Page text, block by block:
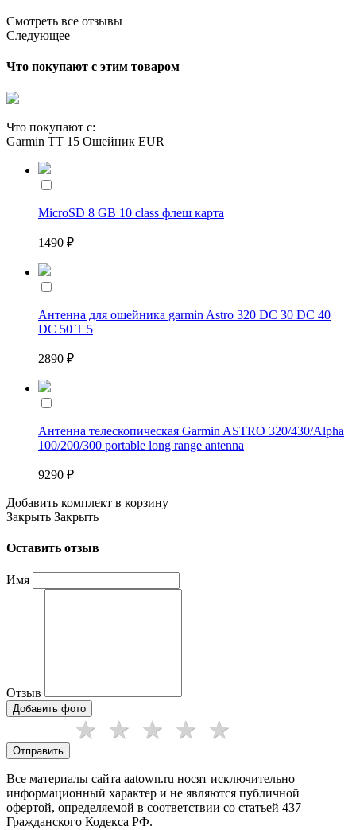
Смотреть все отзывы
Следующее
Что покупают с этим товаром
Что покупают с:
Garmin TT 15 Ошейник EUR
MicroSD 8 GB 10 class флеш карта
1490 ₽
Антенна для ошейника garmin Astro 320 DC 30 DC 40
DC 50 T 5
2890 ₽
Антенна телескопическая Garmin ASTRO 320/430/Alpha
100/200/300 portable long range antenna
9290 ₽
Добавить комплект в корзину
Закрыть Закрыть
Оставить отзыв
Имя
Отзыв
Добавить фото
Отправить
Все материалы сайта aatown.ru носят исключительно
информационный характер и не являются публичной
офертой, определяемой в соответствии со статьей 437
Гражданского Кодекса РФ.